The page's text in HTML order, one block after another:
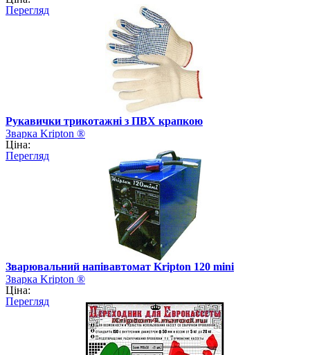
Перегляд
Рукавички трикотажні з ПВХ крапкою
Зварка Kripton ®
Ціна:
Перегляд
Зварювальний напівавтомат Kripton 120 mini
Зварка Kripton ®
Ціна:
Перегляд